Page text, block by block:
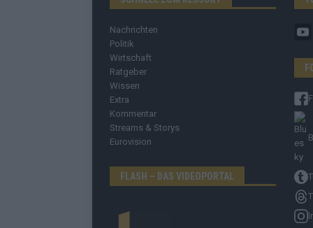
Nachrichten
Politik
Wirtschaft
Ratgeber
Wissen
Extra
Kommentar
Streams & Storys
Eurovision
FLASH – DAS VIDEOPORTAL